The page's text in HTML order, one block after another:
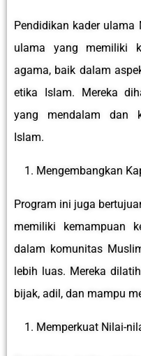
Pendidikan kader ulama
ulama yang memiliki
agama, baik dalam
etika Islam. Mereka
yang mendalam dan
Islam.
Mengembangkan
Program ini juga
memiliki kemampuan
dalam komunitas
lebih luas. Mereka
bijak, adil, dan mampu
Memperkuat Nilai-